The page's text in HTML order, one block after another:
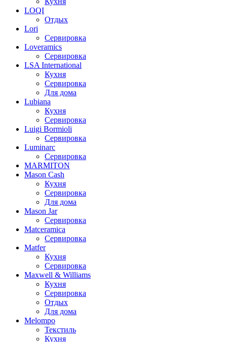
LOQI
Отдых
Lori
Сервировка
Loveramics
Сервировка
LSA International
Кухня
Сервировка
Для дома
Lubiana
Кухня
Сервировка
Luigi Bormioli
Сервировка
Luminarc
Сервировка
MARMITON
Mason Cash
Кухня
Сервировка
Для дома
Mason Jar
Сервировка
Matceramica
Сервировка
Matfer
Кухня
Сервировка
Maxwell & Williams
Кухня
Сервировка
Отдых
Для дома
Melompo
Текстиль
Кухня